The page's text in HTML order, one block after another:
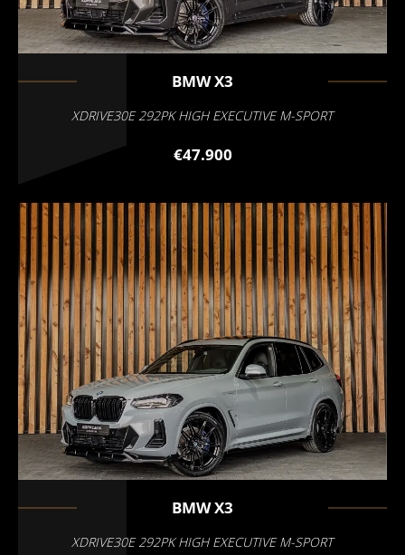
BMWX3
XDRIVE30E 292PK HIGH EXECUTIVE M-SPORT
€47.900
BMWX3
XDRIVE30E 292PK HIGH EXECUTIVE M-SPORT